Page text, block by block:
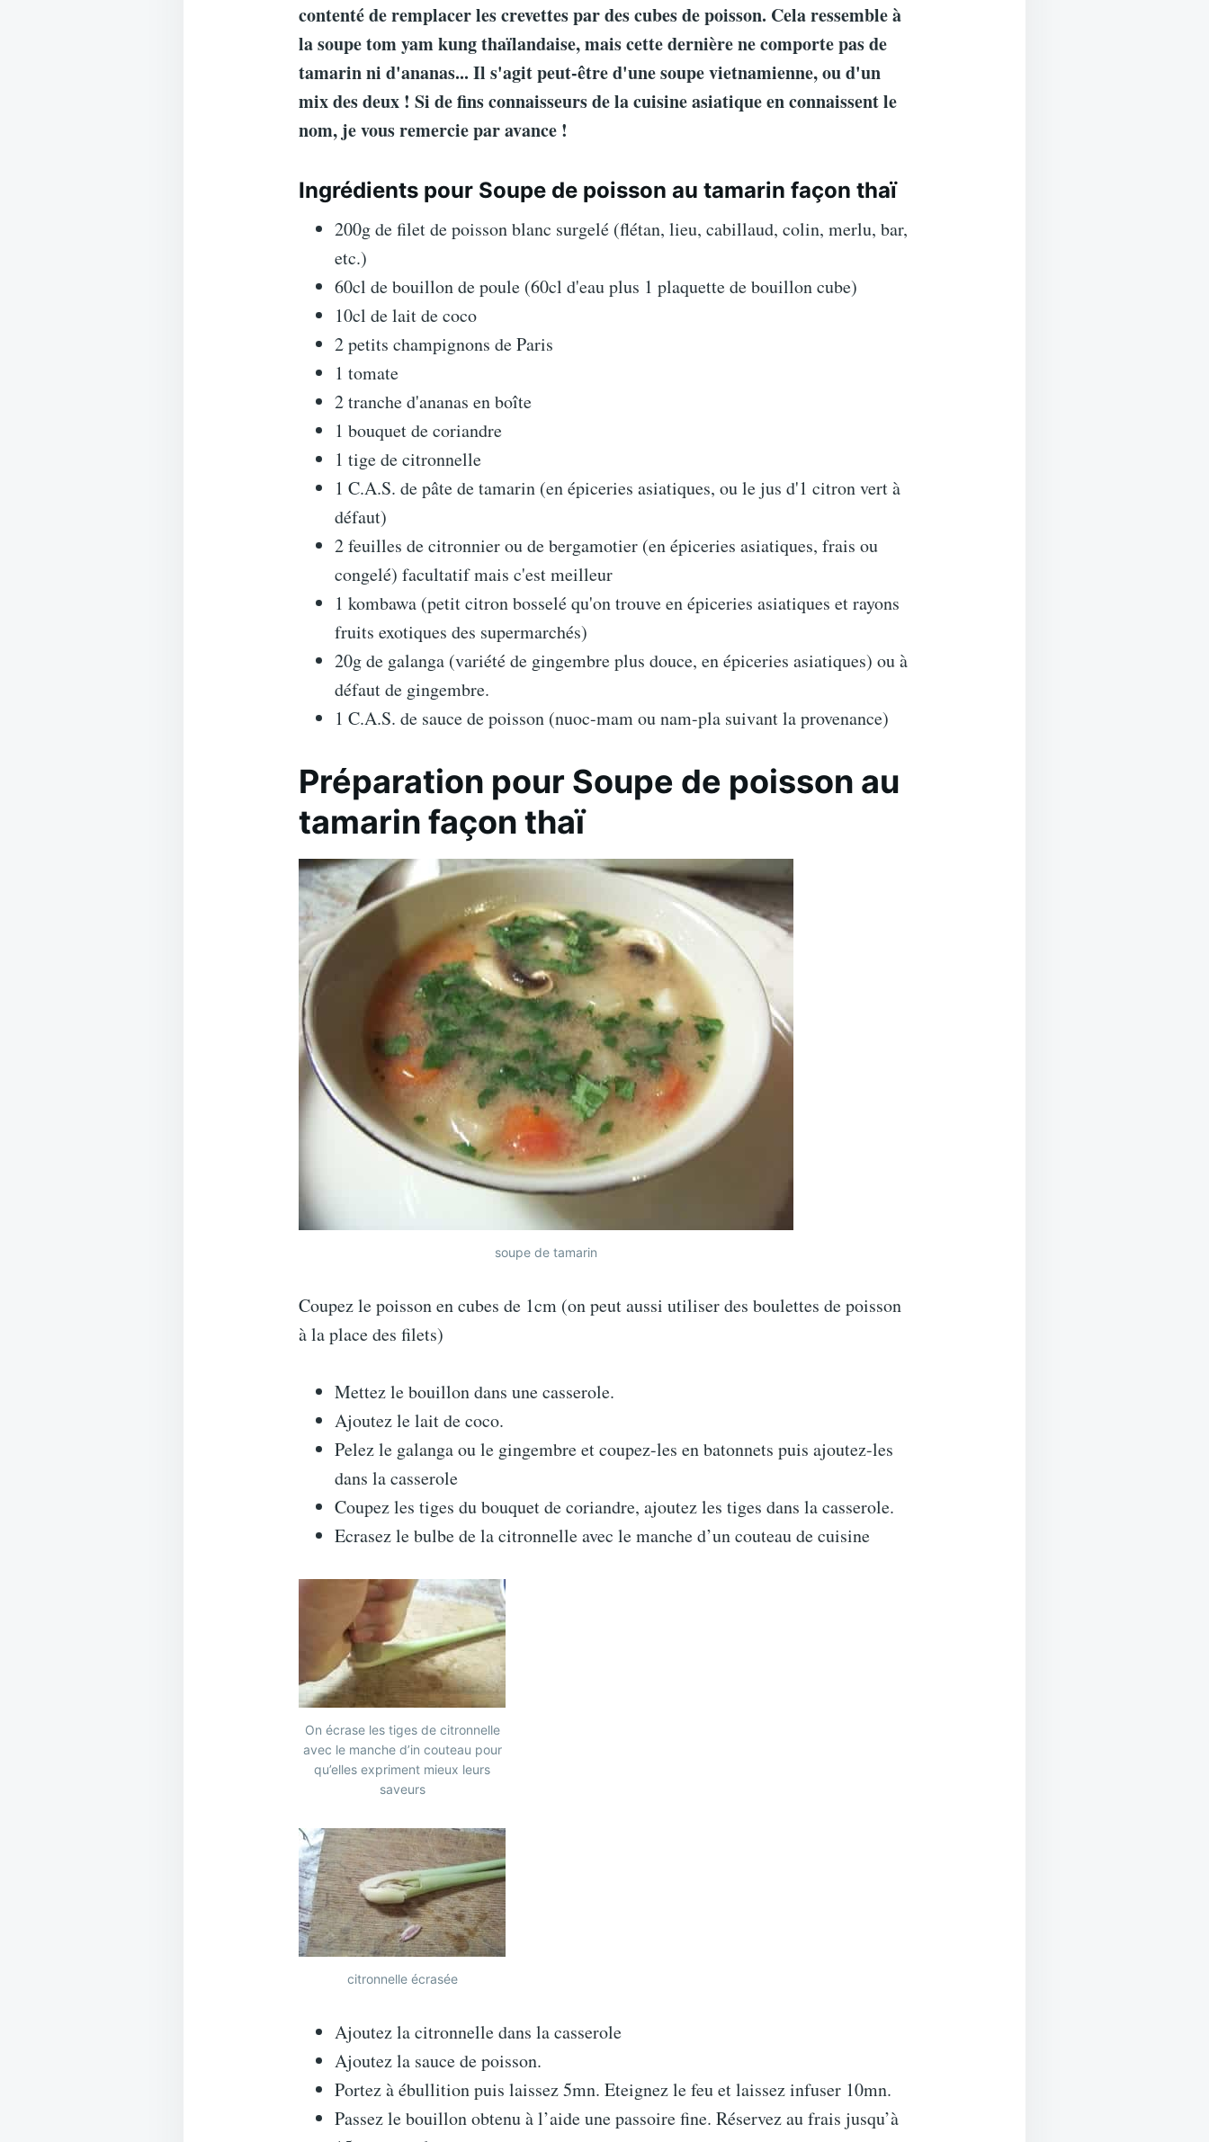
contenté de remplacer les crevettes par des cubes de poisson. Cela ressemble à
la soupe tom yam kung thaïlandaise, mais cette dernière ne comporte pas de
tamarin ni d'ananas... Il s'agit peut-être d'une soupe vietnamienne, ou d'un
mix des deux ! Si de fins connaisseurs de la cuisine asiatique en connaissent le
nom, je vous remercie par avance !
Ingrédients pour Soupe de poisson au tamarin façon thaï
200g de filet de poisson blanc surgelé (flétan, lieu, cabillaud, colin, merlu, bar,
etc.)
60cl de bouillon de poule (60cl d'eau plus 1 plaquette de bouillon cube)
10cl de lait de coco
2 petits champignons de Paris
1 tomate
2 tranche d'ananas en boîte
1 bouquet de coriandre
1 tige de citronnelle
1 C.A.S. de pâte de tamarin (en épiceries asiatiques, ou le jus d'1 citron vert à
défaut)
2 feuilles de citronnier ou de bergamotier (en épiceries asiatiques, frais ou
congelé) facultatif mais c'est meilleur
1 kombawa (petit citron bosselé qu'on trouve en épiceries asiatiques et rayons
fruits exotiques des supermarchés)
20g de galanga (variété de gingembre plus douce, en épiceries asiatiques) ou à
défaut de gingembre.
1 C.A.S. de sauce de poisson (nuoc-mam ou nam-pla suivant la provenance)
Préparation pour Soupe de poisson au
tamarin façon thaï
soupe de tamarin
Coupez le poisson en cubes de 1cm (on peut aussi utiliser des boulettes de poisson
à la place des filets)
Mettez le bouillon dans une casserole.
Ajoutez le lait de coco.
Pelez le galanga ou le gingembre et coupez-les en batonnets puis ajoutez-les
dans la casserole
Coupez les tiges du bouquet de coriandre, ajoutez les tiges dans la casserole.
Ecrasez le bulbe de la citronnelle avec le manche d’un couteau de cuisine
On écrase les tiges de citronnelle
avec le manche d’in couteau pour
qu’elles expriment mieux leurs
saveurs
citronnelle écrasée
Ajoutez la citronnelle dans la casserole
Ajoutez la sauce de poisson.
Portez à ébullition puis laissez 5mn. Eteignez le feu et laissez infuser 10mn.
Passez le bouillon obtenu à l’aide une passoire fine. Réservez au frais jusqu’à